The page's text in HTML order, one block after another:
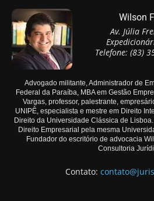
Wilson
Av. Júlia
Telefone: (83)
Advogado militante, Administrador de
Federal da Paraíba, MBA em Gestão
Vargas, professor, palestrante,
UNIPÊ, especialista e mestre em Direito
Direito da Universidade Clássica de
Direito Empresarial pela mesma
Fundador do escritório de advocacia
Consultoria
Contato: